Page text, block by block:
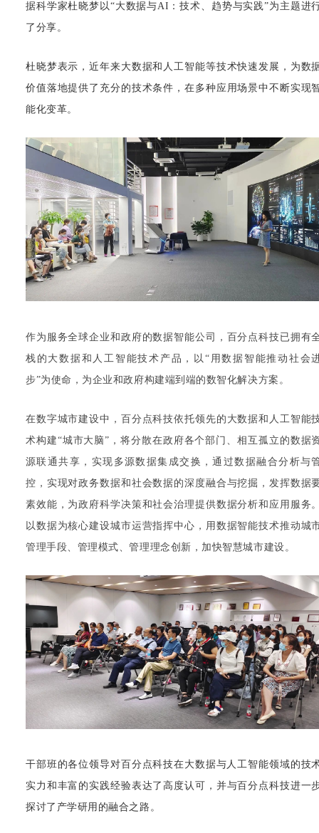
据科学家杜晓梦以“大数据与AI：技术、趋势与实践”为主题进
了分享。
杜晓梦表示，近年来大数据和人工智能等技术快速发展，为数
价值落地提供了充分的技术条件，在多种应用场景中不断实现
能化变革。
作为服务全球企业和政府的数据智能公司，百分点科技已拥有
栈的大数据和人工智能技术产品，以“用数据智能推动社会
步”为使命，为企业和政府构建端到端的数智化解决方案。
在数字城市建设中，百分点科技依托领先的大数据和人工智能
术构建“城市大脑”，将分散在政府各个部门、相互孤立的数据
源联通共享，实现多源数据集成交换，通过数据融合分析与
控，实现对政务数据和社会数据的深度融合与挖掘，发挥数据
素效能，为政府科学决策和社会治理提供数据分析和应用服务
以数据为核心建设城市运营指挥中心，用数据智能技术推动城
管理手段、管理模式、管理理念创新，加快智慧城市建设。
干部班的各位领导对百分点科技在大数据与人工智能领域的技
实力和丰富的实践经验表达了高度认可，并与百分点科技进一
探讨了 产学研用的融合之路。